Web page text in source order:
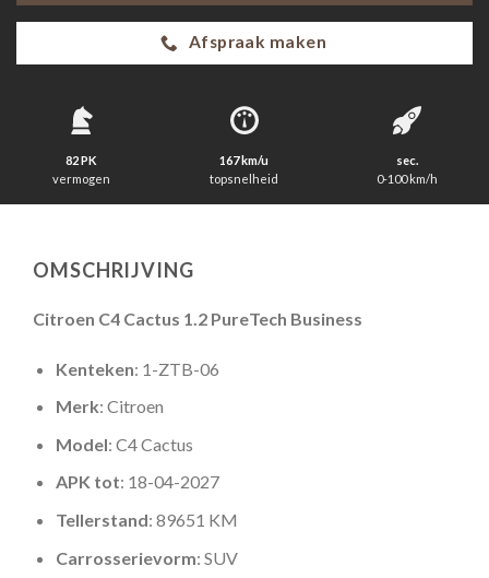
Afspraak maken
82 PK
vermogen
167 km/u
topsnelheid
sec.
0-100 km/h
OMSCHRIJVING
Citroen C4 Cactus 1.2 PureTech Business
Kenteken: 1-ZTB-06
Merk: Citroen
Model: C4 Cactus
APK tot: 18-04-2027
Tellerstand: 89651 KM
Carrosserievorm: SUV